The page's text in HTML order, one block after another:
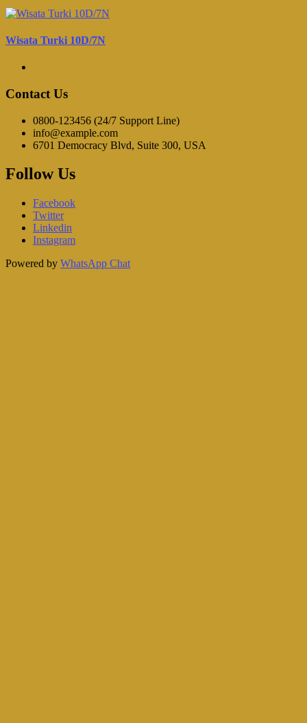
Wisata Turki 10D/7N
Contact Us
0800-123456 (24/7 Support Line)
info@example.com
6701 Democracy Blvd, Suite 300, USA
Follow Us
Facebook
Twitter
Linkedin
Instagram
Powered by WhatsApp Chat